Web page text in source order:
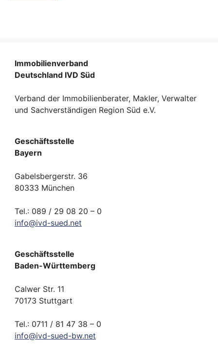
Immobilienverband
Deutschland IVD Süd
Verband der Immobilienberater, Makler, Verwalter
und Sachverständigen Region Süd e.V.
Geschäftsstelle
Bayern
Gabelsbergerstr. 36
80333 München
Tel.: 089 / 29 08 20 – 0
info@ivd-sued.net
Geschäftsstelle
Baden-Württemberg
Calwer Str. 11
70173 Stuttgart
Tel.: 0711 / 81 47 38 – 0
info@ivd-sued-bw.net